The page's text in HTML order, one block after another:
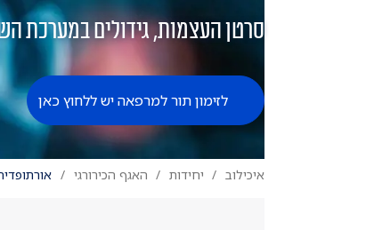
סרטן העצמות, גידולים במערכת
לזימון תור למרפאה יש ללחוץ כאן
איכילוב יחידות האגף הכירורגי